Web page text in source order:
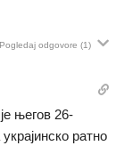
Pogledaj odgovore (1)
његов 26-
ратно